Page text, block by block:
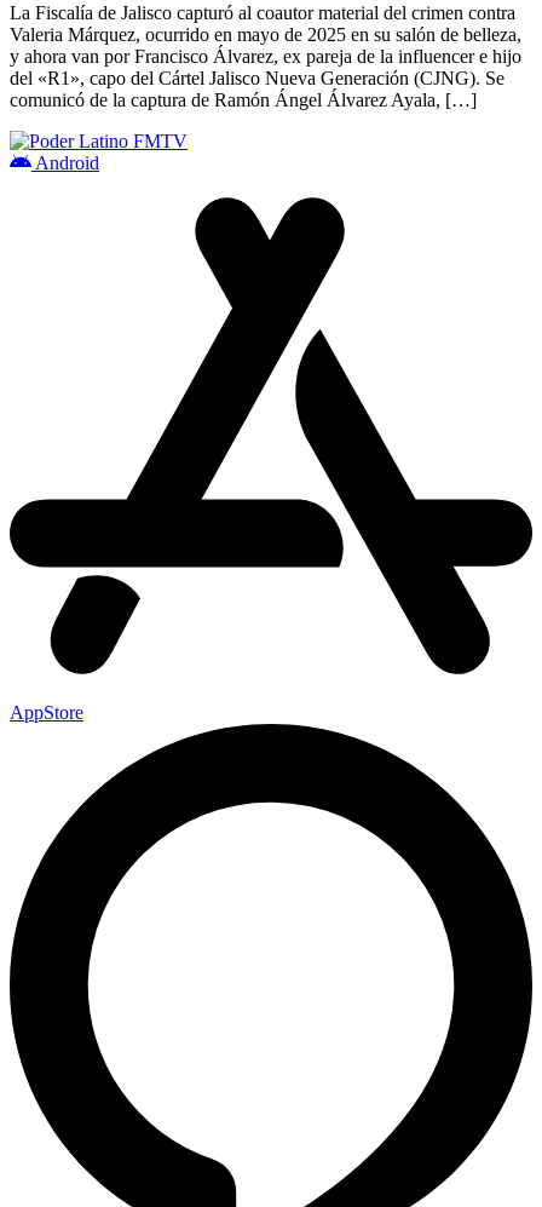
La Fiscalía de Jalisco capturó al coautor material del crimen contra
Valeria Márquez, ocurrido en mayo de 2025 en su salón de belleza,
y ahora van por Francisco Álvarez, ex pareja de la influencer e hijo
del «R1», capo del Cártel Jalisco Nueva Generación (CJNG). Se
comunicó de la captura de Ramón Ángel Álvarez Ayala, […]
Android
AppStore